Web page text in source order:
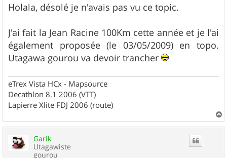
Holala, désolé je n'avais pas vu ce topic.
J'ai fait la Jean Racine 100Km cette année et je l'ai
également proposée (le 03/05/2009) en topo.
Utagawa gourou va devoir trancher
eTrex Vista HCx - Mapsource
Decathlon 8.1 2006 (VTT)
Lapierre Xlite FDJ 2006 (route)
a
Garik
Utagawiste
gourou